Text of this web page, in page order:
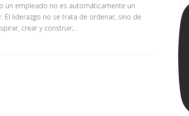
un empleado no es automáticamente un
El liderazgo no se trata de ordenar, sino de
crear y construir;...